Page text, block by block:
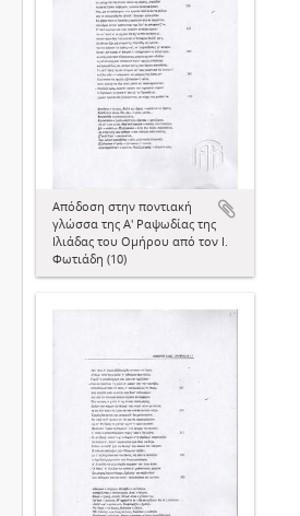
Απόδοση στην ποντιακή
γλώσσα της Α' Ραψωδίας της
Ιλιάδας του Ομήρου από τον Ι.
Φωτιάδη (10)